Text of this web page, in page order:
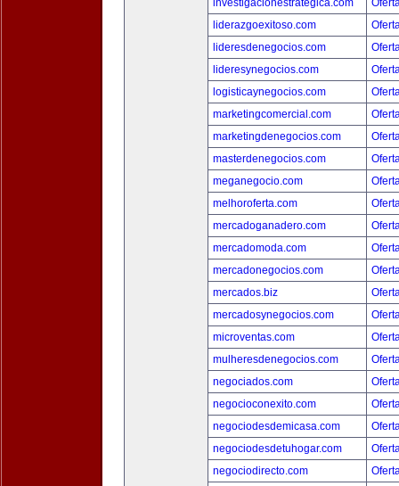
investigacionestrategica.com
liderazgoexitoso.com
lideresdenegocios.com
lideresynegocios.com
logisticaynegocios.com
marketingcomercial.com
marketingdenegocios.com
masterdenegocios.com
meganegocio.com
melhoroferta.com
mercadoganadero.com
mercadomoda.com
mercadonegocios.com
mercados.biz
mercadosynegocios.com
microventas.com
mulheresdenegocios.com
negociados.com
negocioconexito.com
negociodesdemicasa.com
negociodesdetuhogar.com
negociodirecto.com